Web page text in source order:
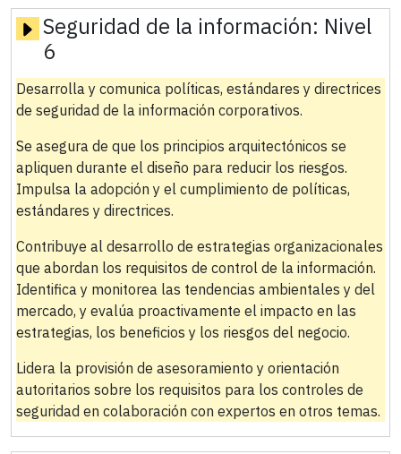
Seguridad de la información: Nivel
6
Desarrolla y comunica políticas, estándares y directrices
de seguridad de la información corporativos.
Se asegura de que los principios arquitectónicos se
apliquen durante el diseño para reducir los riesgos.
Impulsa la adopción y el cumplimiento de políticas,
estándares y directrices.
Contribuye al desarrollo de estrategias organizacionales
que abordan los requisitos de control de la información.
Identifica y monitorea las tendencias ambientales y del
mercado, y evalúa proactivamente el impacto en las
estrategias, los beneficios y los riesgos del negocio.
Lidera la provisión de asesoramiento y orientación
autoritarios sobre los requisitos para los controles de
seguridad en colaboración con expertos en otros temas.